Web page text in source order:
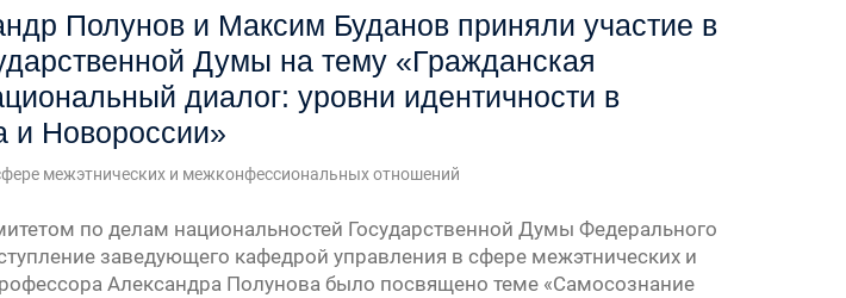
Полунов и Максим Буданов приняли участие в
Думы на тему «Гражданская
диалог: уровни идентичности в
и Новороссии»
межэтнических и межконфессиональных отношений
по делам национальностей Государственной Думы Федерального
заведующего кафедрой управления в сфере межэтнических и
Александра Полунова было посвящено теме «Самосознание